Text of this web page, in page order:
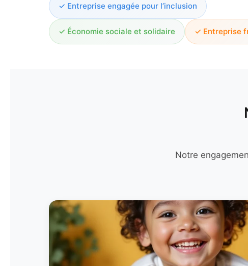
✓ Entreprise engagée pour l’inclusion
✓ Économie sociale et solidaire ✓ Entreprise
Notre